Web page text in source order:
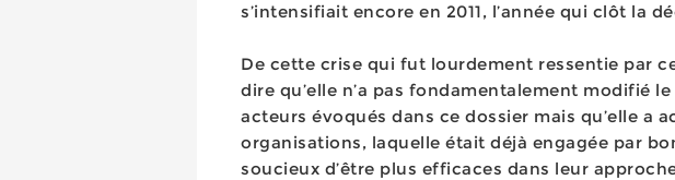
s’intensifiait encore en 2011, l’année qui clôt la
De cette crise qui fut lourdement ressentie par
dire qu’elle n’a pas fondamentalement modifié
acteurs évoqués dans ce dossier mais qu’elle a
organisations, laquelle était déjà engagée par
soucieux d’être plus efficaces dans leur